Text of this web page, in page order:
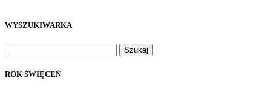
WYSZUKIWARKA
ROK ŚWIĘCEŃ